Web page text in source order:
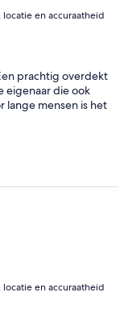
en accuraatheid
prachtig overdekt
eigenaar die ook
lange mensen is het
en accuraatheid